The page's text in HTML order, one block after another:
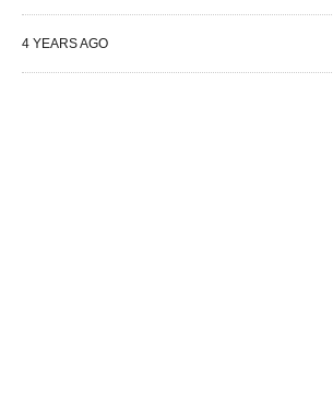
4 YEARS AGO